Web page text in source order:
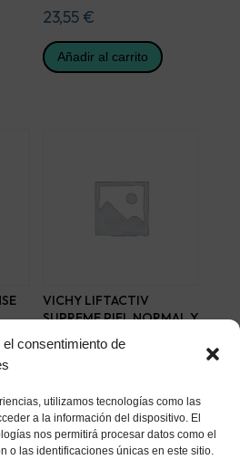
consentimiento de
utilizamos tecnologías como las
a la información del dispositivo. El
nos permitirá procesar datos como el
o las identificaciones únicas en este sitio.
23,55 €
Añadir al carrito
VICHY LIFTACTIV
SUPREME PIEL NORMAL Y
MIXTA 50 ML
Añadir al carrito